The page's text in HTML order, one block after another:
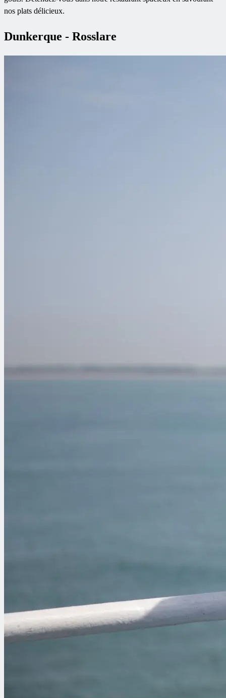
nos plats délicieux.
Dunkerque - Rosslare